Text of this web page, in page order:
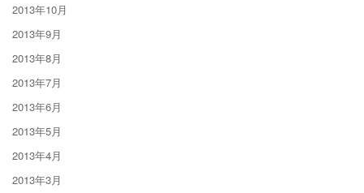
2013年10月
2013年9月
2013年8月
2013年7月
2013年6月
2013年5月
2013年4月
2013年3月